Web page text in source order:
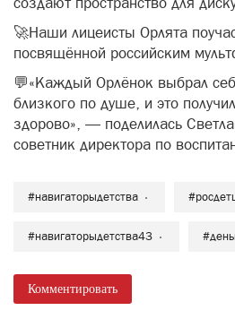
🚀Наши лицеисты Орлята
посвящённой российским
💬«Каждый Орлёнок выбрал
близкого по душе, и это
здорово», — поделилась
советник директора по
#навигаторыдетства
#навигаторыдетства43
Комментировать